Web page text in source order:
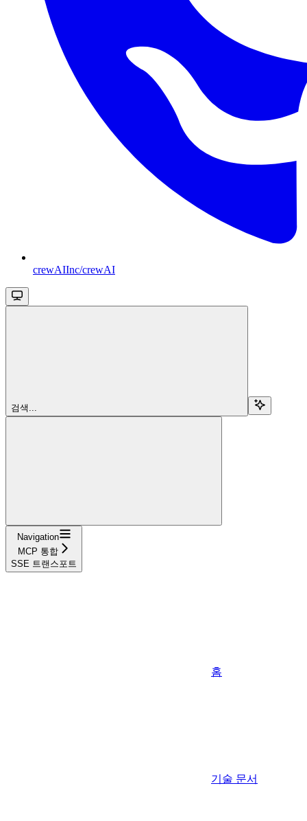
crewAIInc/crewAI
검색...
Navigation
MCP 통합
SSE 트랜스포트
홈
기술 문서